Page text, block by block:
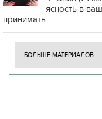
ясность в
принимать ...
БОЛЬШЕ МАТЕРИАЛОВ